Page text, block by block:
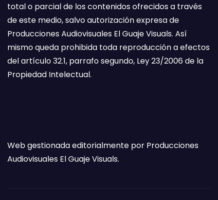
total o parcial de los contenidos ofrecidos a través
de este medio, salvo autorización expresa de
Producciones Audiovisuales El Guaje Visuals. Así
mismo queda prohibida toda reproducción a efectos
del artículo 32.1, parrafo segundo, Ley 23/2006 de la
Propiedad Intelectual.
Web gestionada editorialmente por Producciones
Audiovisuales El Guaje Visuals.